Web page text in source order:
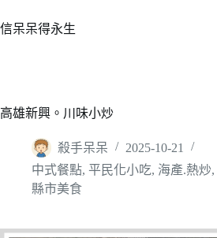
至
容
信呆呆得永生
高雄新興。川味小炒
殺手呆呆
2025-10-21
中式餐點, 平民化小吃, 海產.熱炒,
縣市美食